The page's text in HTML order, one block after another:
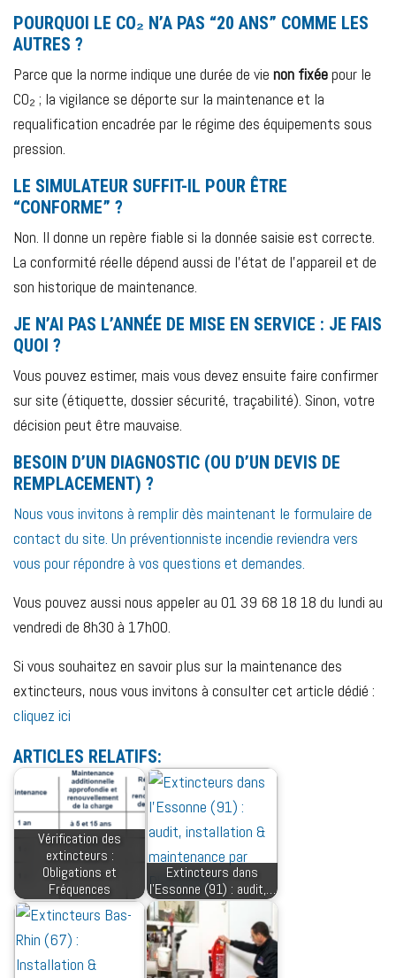
POURQUOI LE CO₂ N’A PAS “20 ANS” COMME LES
AUTRES ?
Parce que la norme indique une durée de vie non fixéepour le
CO₂ ; la vigilance se déporte sur la maintenance et la
requalification encadrée par le régime des équipements sous
pression.
LE SIMULATEUR SUFFIT-IL POUR ÊTRE
“CONFORME” ?
Non. Il donne un repère fiable si la donnée saisie est correcte.
La conformité réelle dépend aussi de l’état de l’appareil et de
son historique de maintenance.
JE N’AI PAS L’ANNÉE DE MISE EN SERVICE : JE FAIS
QUOI ?
Vous pouvez estimer, mais vous devez ensuite faire confirmer
sur site (étiquette, dossier sécurité, traçabilité). Sinon, votre
décision peut être mauvaise.
BESOIN D’UN DIAGNOSTIC (OU D’UN DEVIS DE
REMPLACEMENT) ?
Nous vous invitons à remplir dès maintenant le formulaire de
contact du site. Un préventionniste incendie reviendra vers
vous pour répondre à vos questions et demandes.
Vous pouvez aussi nous appeler au 01 39 68 18 18 du lundi au
vendredi de 8h30 à 17h00.
Si vous souhaitez en savoir plus sur la maintenance des
extincteurs, nous vous invitons à consulter cet article dédié :
cliquez ici
ARTICLES RELATIFS:
Vérification des
extincteurs :
Obligations et
Fréquences
Extincteurs dans
l’Essonne (91) : audit,…